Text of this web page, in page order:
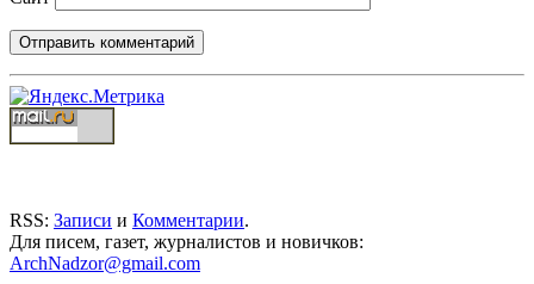
RSS: Записи и Комментарии.
Для писем, газет, журналистов и новичков:
ArchNadzor@gmail.com